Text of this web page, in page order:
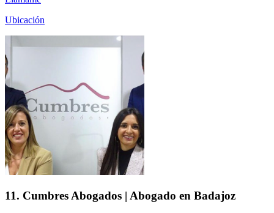
Ubicación
11. Cumbres Abogados | Abogado en Badajoz